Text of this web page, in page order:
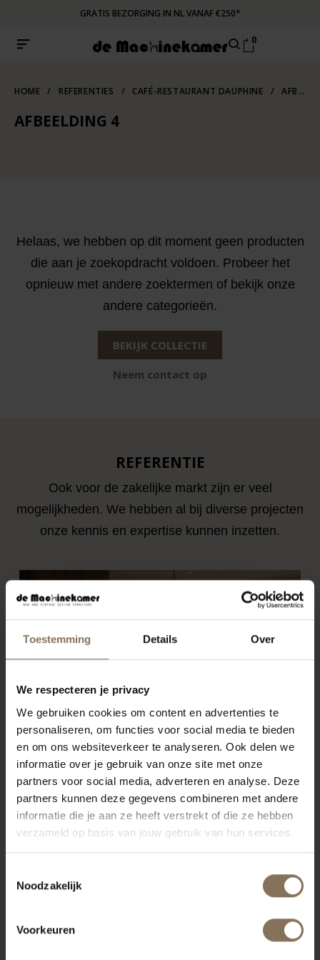
Toestemming Details Over
We respecteren je privacy
We gebruiken cookies om content en advertenties te
personaliseren, om functies voor social media te bieden
en om ons websiteverkeer te analyseren. Ook delen we
informatie over je gebruik van onze site met onze
partners voor social media, adverteren en analyse. Deze
partners kunnen deze gegevens combineren met andere
informatie die je aan ze heeft verstrekt of die ze hebben
verzameld op basis van jouw gebruik van hun services.
Noodzakelijk
Voorkeuren
GRATIS BEZORGING IN NL VANAF €250*
0
HOME / REFERENTIES / CAFÉ-RESTAURANT DAUPHINE / AFBEELDING 4
AFBEELDING 4
Helaas, we hebben op dit moment geen producten
die aan je zoekopdracht voldoen. Probeer het
opnieuw met andere zoektermen of bekijk onze
andere categorieën.
BEKIJK COLLECTIE
Neem contact op
REFERENTIE
Ook voor de zakelijke markt zijn er veel
mogelijkheden. We hebben al bij diverse projecten
onze kennis en expertise kunnen inzetten.
PROJECT MUSMUKI